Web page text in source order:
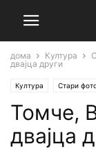
дома Култура
двајца други
Култура Стари
Томче,
двајца